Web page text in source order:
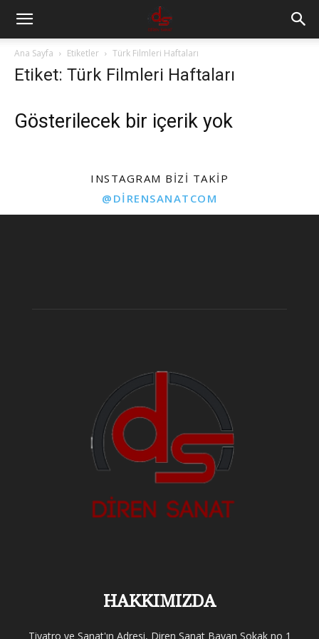
Ana Sayfa Etiketler Türk Filmleri Haftaları
Etiket: Türk Filmleri Haftaları
Gösterilecek bir içerik yok
INSTAGRAM BIZI TAKIP
@DIRENSANATCOM
HAKKIMIZDA
Tiyatro ve Sanat'ın Adresi, Diren Sanat Bayan Sokak no 1